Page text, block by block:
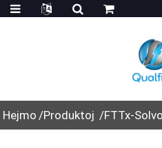
Hejmo Produktoj FTTx-Solvo